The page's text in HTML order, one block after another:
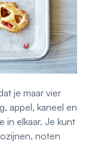
je maar vier
appel, kaneel en
in elkaar. Je kunt
noten